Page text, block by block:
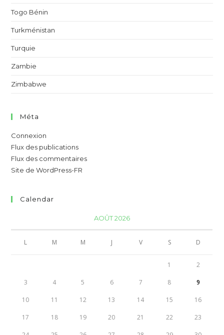
Togo Bénin
Turkménistan
Turquie
Zambie
Zimbabwe
Méta
Connexion
Flux des publications
Flux des commentaires
Site de WordPress-FR
Calendar
AOÛT 2026
L M M J V S D
1 2
3 4 5 6 7 8 9
10 11 12 13 14 15 16
17 18 19 20 21 22 23